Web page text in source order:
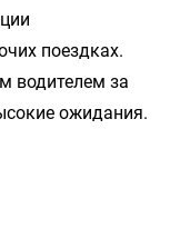
поездках.
водителем за
ожидания.